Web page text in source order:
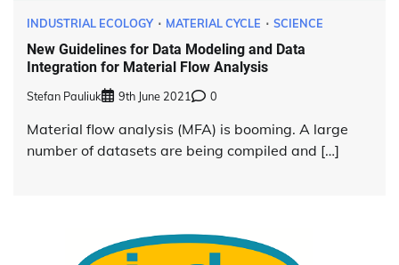
INDUSTRIAL ECOLOGY MATERIAL CYCLE SCIENCE
New Guidelines for Data Modeling and Data
Integration for Material Flow Analysis
Stefan Pauliuk 9th June 2021 0
Material flow analysis (MFA) is booming. A large
number of datasets are being compiled and […]